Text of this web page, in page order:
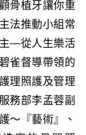
骨植牙讓你重
法推動小組常
—從人生樂活
雀督導帶領的
理照護及管理
務部李孟蓉副
～『藝術』、